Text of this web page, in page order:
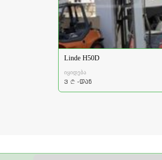
Linde H50D
იყიდება
3 a -დან